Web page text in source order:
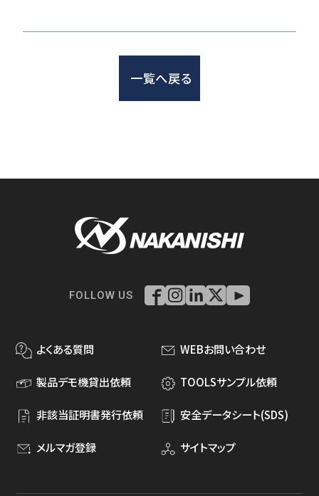
一覧へ戻る
FOLLOW US
よくある質問 WEBお問い合わせ
製品デモ機貸出依頼 TOOLSサンプル依頼
非該当証明書発行依頼 安全データシート(SDS)
メルマガ登録 サイトマップ